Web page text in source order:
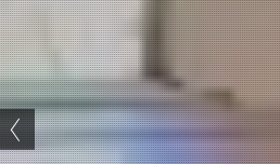
Utanoお名前鑑定